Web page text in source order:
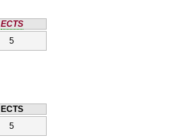
ECTS
5
ECTS
5